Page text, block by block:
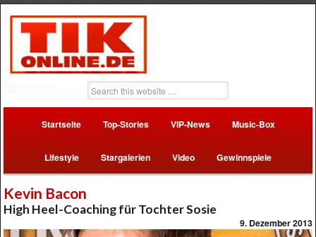
Startseite Top-Stories VIP-News Music-Box
Lifestyle Stargalerien Video Gewinnspiele
Kevin Bacon
High Heel-Coaching für Tochter Sosie
9. Dezember 2013